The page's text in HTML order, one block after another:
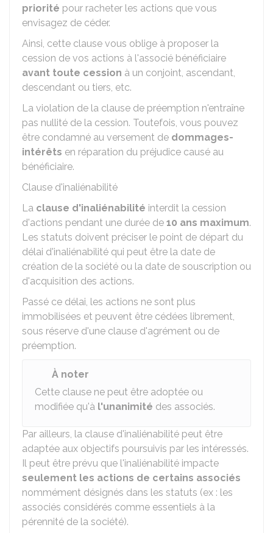
priorité pour racheter les actions que vous
envisagez de céder.
Ainsi, cette clause vous oblige à proposer la
cession de vos actions à l'associé bénéficiaire
avant toute cession à un conjoint, ascendant,
descendant ou tiers, etc.
La violation de la clause de préemption n'entraîne
pas nullité de la cession. Toutefois, vous pouvez
être condamné au versement de dommages-
intérêts en réparation du préjudice causé au
bénéficiaire.
Clause d'inaliénabilité
La clause d'inaliénabilité interdit la cession
d'actions pendant une durée de 10 ans maximum.
Les statuts doivent préciser le point de départ du
délai d'inaliénabilité qui peut être la date de
création de la société ou la date de souscription ou
d'acquisition des actions.
Passé ce délai, les actions ne sont plus
immobilisées et peuvent être cédées librement,
sous réserve d'une clause d'agrément ou de
préemption.
À noter
Cette clause ne peut être adoptée ou
modifiée qu'à l'unanimité des associés.
Par ailleurs, la clause d'inaliénabilité peut être
adaptée aux objectifs poursuivis par les intéressés.
Il peut être prévu que l'inaliénabilité impacte
seulement les actions de certains associés
nommément désignés dans les statuts (ex : les
associés considérés comme essentiels à la
pérennité de la société).